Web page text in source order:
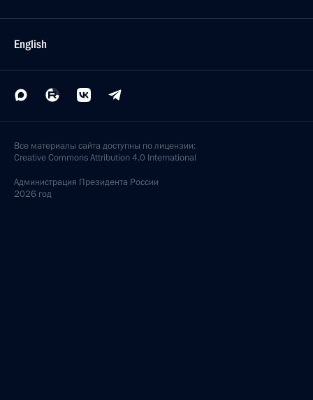
English
Все материалы сайта доступны по лицензии:
Creative Commons Attribution 4.0 International
Администрация Президента России
2026 год